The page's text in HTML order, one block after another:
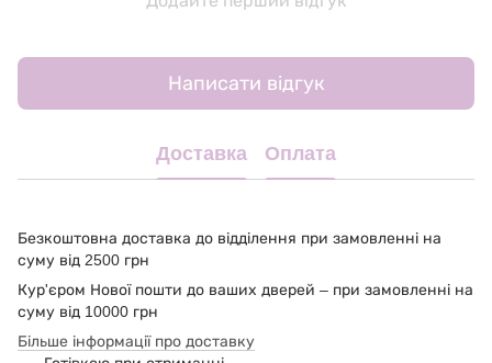
Написати відгук
Доставка Оплата
Безкоштовна доставка до відділення при замовленні на
суму від 2500 грн
Кур'єром Нової пошти до ваших дверей – при замовленні на
суму від 10000 грн
Більше інформації про доставку